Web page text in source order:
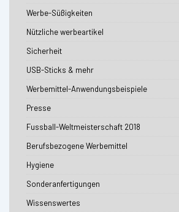
Werbe-Süßigkeiten
Nützliche werbeartikel
Sicherheit
USB-Sticks & mehr
Werbemittel-Anwendungsbeispiele
Presse
Fussball-Weltmeisterschaft 2018
Berufsbezogene Werbemittel
Hygiene
Sonderanfertigungen
Wissenswertes